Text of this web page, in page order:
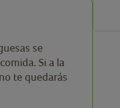
se
Si a la
te quedarás